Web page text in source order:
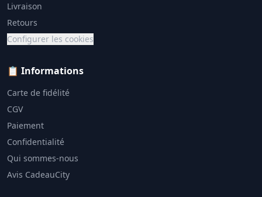
Livraison
Retours
Configurer les cookies
📋 Informations
Carte de fidélité
CGV
Paiement
Confidentialité
Qui sommes-nous
Avis CadeauCity